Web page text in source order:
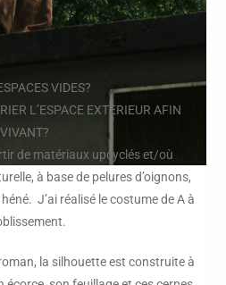
VIDES?
L’ESPACE EXTERIEUR AFIN
de matériaux upcyclés et/où
à base de pelures d’oignons,
J’ai réalisé le costume de A à
la silhouette est construite à